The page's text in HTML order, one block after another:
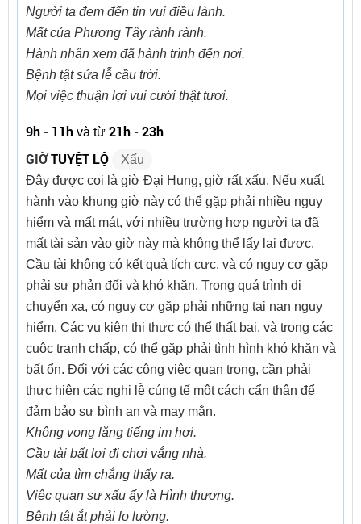
Người ta đem đến tin vui điều lành.
Mất của Phương Tây rành rành.
Hành nhân xem đã hành trình đến nơi.
Bệnh tật sửa lễ cầu trời.
Mọi việc thuận lợi vui cười thật tươi.
9h - 11h và từ 21h - 23h
GIỜTUYỆT LỘ
Xấu
Đây được coi là giờ Đại Hung, giờ rất xấu. Nếu xuất
hành vào khung giờ này có thể gặp phải nhiều nguy
hiểm và mất mát, với nhiều trường hợp người ta đã
mất tài sản vào giờ này mà không thể lấy lại được.
Cầu tài không có kết quả tích cực, và có nguy cơ gặp
phải sự phản đối và khó khăn. Trong quá trình di
chuyển xa, có nguy cơ gặp phải những tai nạn nguy
hiểm. Các vụ kiện thị thực có thể thất bại, và trong các
cuộc tranh chấp, có thể gặp phải tình hình khó khăn và
bất ổn. Đối với các công việc quan trọng, cần phải
thực hiện các nghi lễ cúng tế một cách cẩn thận để
đảm bảo sự bình an và may mắn.
Không vong lặng tiếng im hơi.
Cầu tài bất lợi đi chơi vắng nhà.
Mất của tìm chẳng thấy ra.
Việc quan sự xấu ấy là Hình thương.
Bệnh tật ắt phải lo lường.